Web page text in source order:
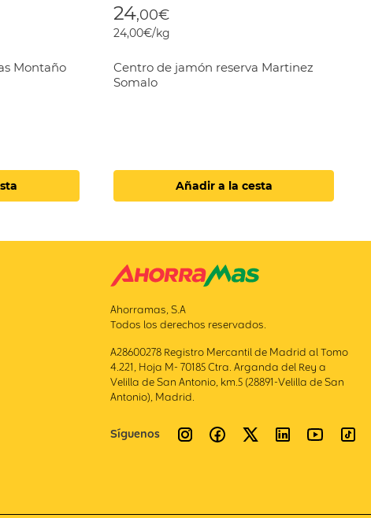
Montaño
24,00€
24,00€/kg
Centro de jamón reserva Martinez
Somalo
Añadir a la cesta
Ahorramas, S.A
Todos los derechos reservados.
A28600278 Registro Mercantil de Madrid al Tomo
4.221, Hoja M- 70185 Ctra. Arganda del Rey a
Velilla de San Antonio, km.5 (28891-Velilla de San
Antonio), Madrid.
Síguenos